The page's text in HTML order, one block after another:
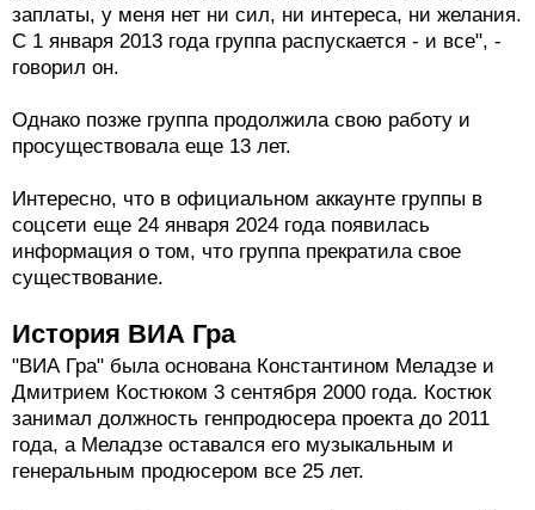
заплаты, у меня нет ни сил, ни интереса, ни желания.
С 1 января 2013 года группа распускается - и все", -
говорил он.
Однако позже группа продолжила свою работу и
просуществовала еще 13 лет.
Интересно, что в официальном аккаунте группы в
соцсети еще 24 января 2024 года появилась
информация о том, что группа прекратила свое
существование.
История ВИА Гра
"ВИА Гра" была основана Константином Меладзе и
Дмитрием Костюком 3 сентября 2000 года. Костюк
занимал должность генпродюсера проекта до 2011
года, а Меладзе оставался его музыкальным и
генеральным продюсером все 25 лет.